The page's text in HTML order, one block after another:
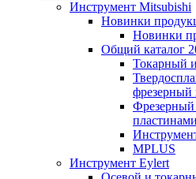
Инструмент Mitsubishi
Новинки
Новинки
Общий каталог
Токарный
фрезерный
пластинами
MPLUS
Инструмент Eylert